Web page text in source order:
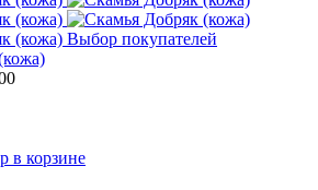
Выбор покупателей
в корзине